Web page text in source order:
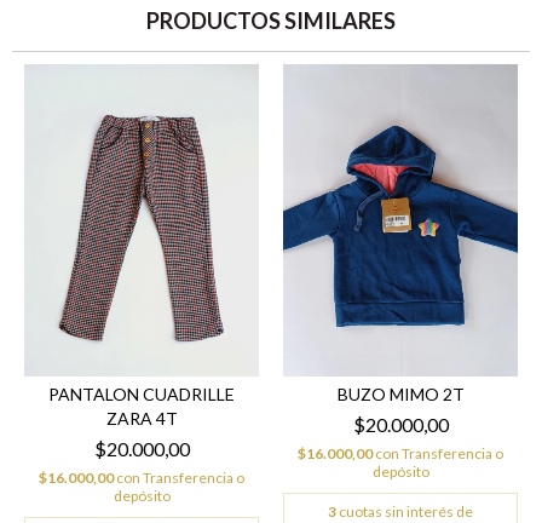
PRODUCTOS SIMILARES
PANTALON CUADRILLE
ZARA 4T
$20.000,00
$16.000,00con Transferencia o
depósito
BUZO MIMO 2T
$20.000,00
$16.000,00con Transferencia o
depósito
3 cuotas sin interés de